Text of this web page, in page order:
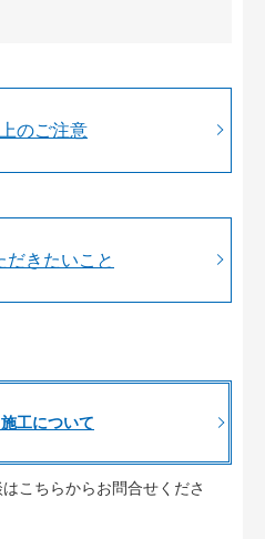
のご注意
だきたいこと
工について
こちらからお問合せくださ